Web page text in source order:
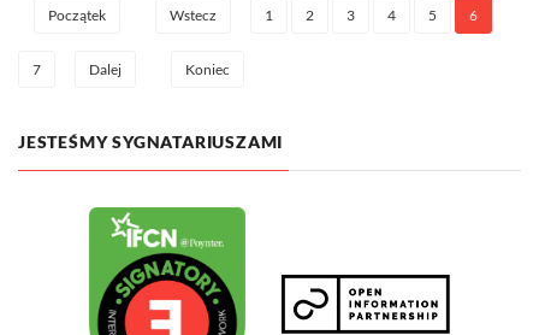
Początek Wstecz 1 2 3 4 5 6
7 Dalej Koniec
JESTEŚMY SYGNATARIUSZAMI